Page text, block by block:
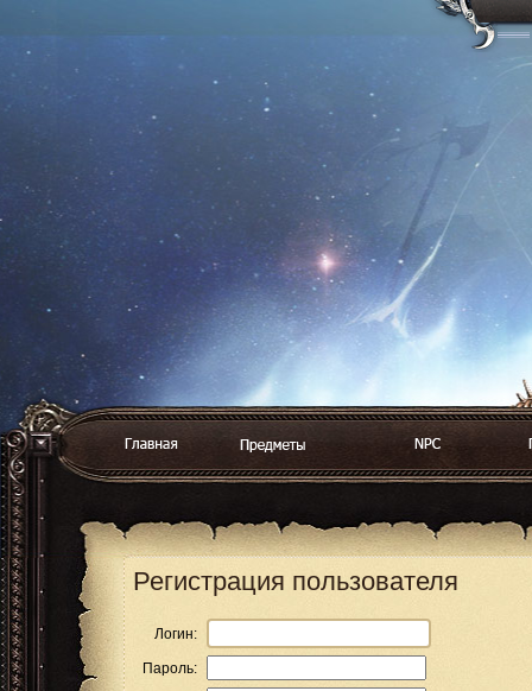
Регистрация пользователя
Логин:
Пароль: